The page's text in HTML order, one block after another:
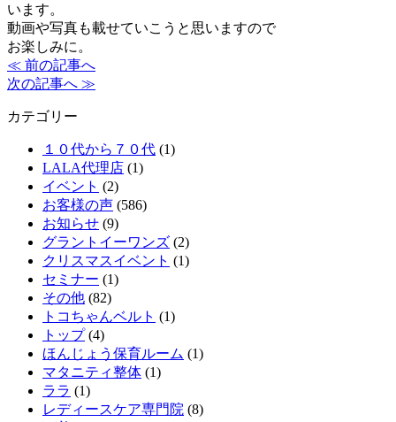
います。
動画や写真も載せていこうと思いますので
お楽しみに。
≪ 前の記事へ
次の記事へ ≫
カテゴリー
１０代から７０代 (1)
LALA代理店 (1)
イベント (2)
お客様の声 (586)
お知らせ (9)
グラントイーワンズ (2)
クリスマスイベント (1)
セミナー (1)
その他 (82)
トコちゃんベルト (1)
トップ(4)
ほんじょう保育ルーム (1)
マタニティ整体 (1)
ララ (1)
レディースケア専門院 (8)